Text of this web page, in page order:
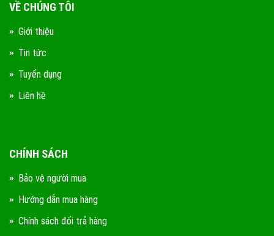
VỀ CHÚNG TÔI
Giới thiệu
Tin tức
Tuyển dụng
Liên hệ
CHÍNH SÁCH
Bảo vệ người mua
Hướng dẫn mua hàng
Chính sách đổi trả hàng